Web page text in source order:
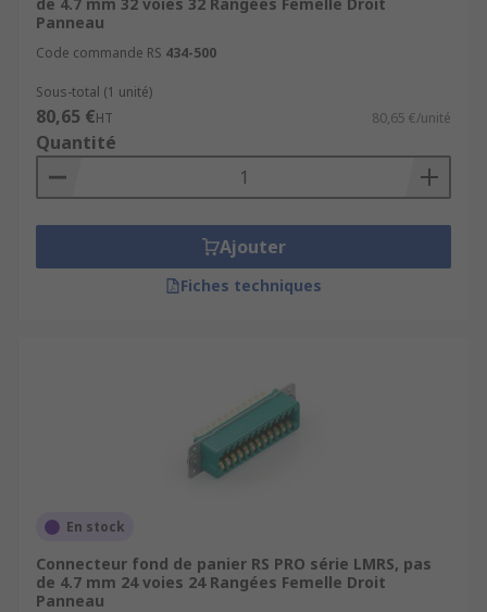
Panneau
Code commande RS 434-500
Sous-total (1 unité)
80,65 €HT 80,65 €/unité
Quantité
Ajouter
Fiches techniques
En stock
Connecteur fond de panier RS PRO série LMRS, pas
de 4.7 mm 24 voies 24 Rangées Femelle Droit
Panneau